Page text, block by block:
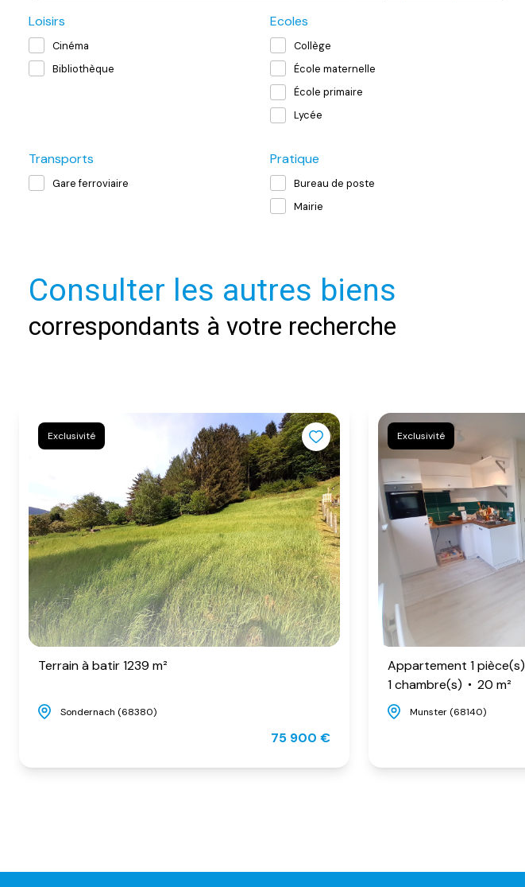
Loisirs
Cinéma
Bibliothèque
Ecoles
Collège
École maternelle
École primaire
Lycée
Transports
Gare ferroviaire
Pratique
Bureau de poste
Mairie
Consulter les autres biens
correspondants à votre recherche
Exclusivité
Terrain à batir 1239 m²
Sondernach (68380)
75 900 €
Exclusivité
Appartement 1 pièce(s)
1 chambre(s)
20 m²
Munster (68140)